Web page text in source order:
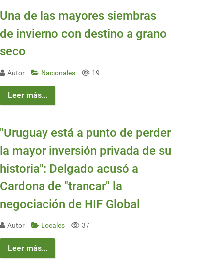
Una de las mayores siembras
de invierno con destino a grano
seco
Autor Nacionales 19
Leer más...
"Uruguay está a punto de perder
la mayor inversión privada de su
historia": Delgado acusó a
Cardona de "trancar" la
negociación de HIF Global
Autor Locales 37
Leer más...